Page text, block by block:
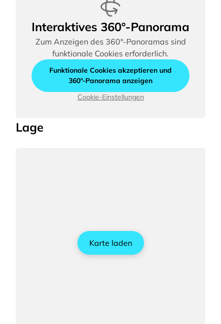
Interaktives 360°-Panorama
Zum Anzeigen des 360°-Panoramas sind
funktionale Cookies erforderlich.
Funktionale Cookies akzeptieren und
360°-Panorama anzeigen
Cookie-Einstellungen
Lage
Karte laden